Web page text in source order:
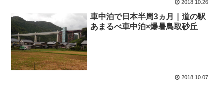
2018.10.26
車中泊で日本半周3ヵ月｜道の駅
あまるべ車中泊×爆暑鳥取砂丘
2018.10.07